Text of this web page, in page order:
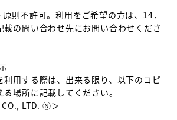
則不許可。利用をご希望の方は、14．
載の問い合わせ先にお問い合わせくださ
利用する際は、出来る限り、以下のコピ
場所に記載してください。
LTD. Ⓝ＞